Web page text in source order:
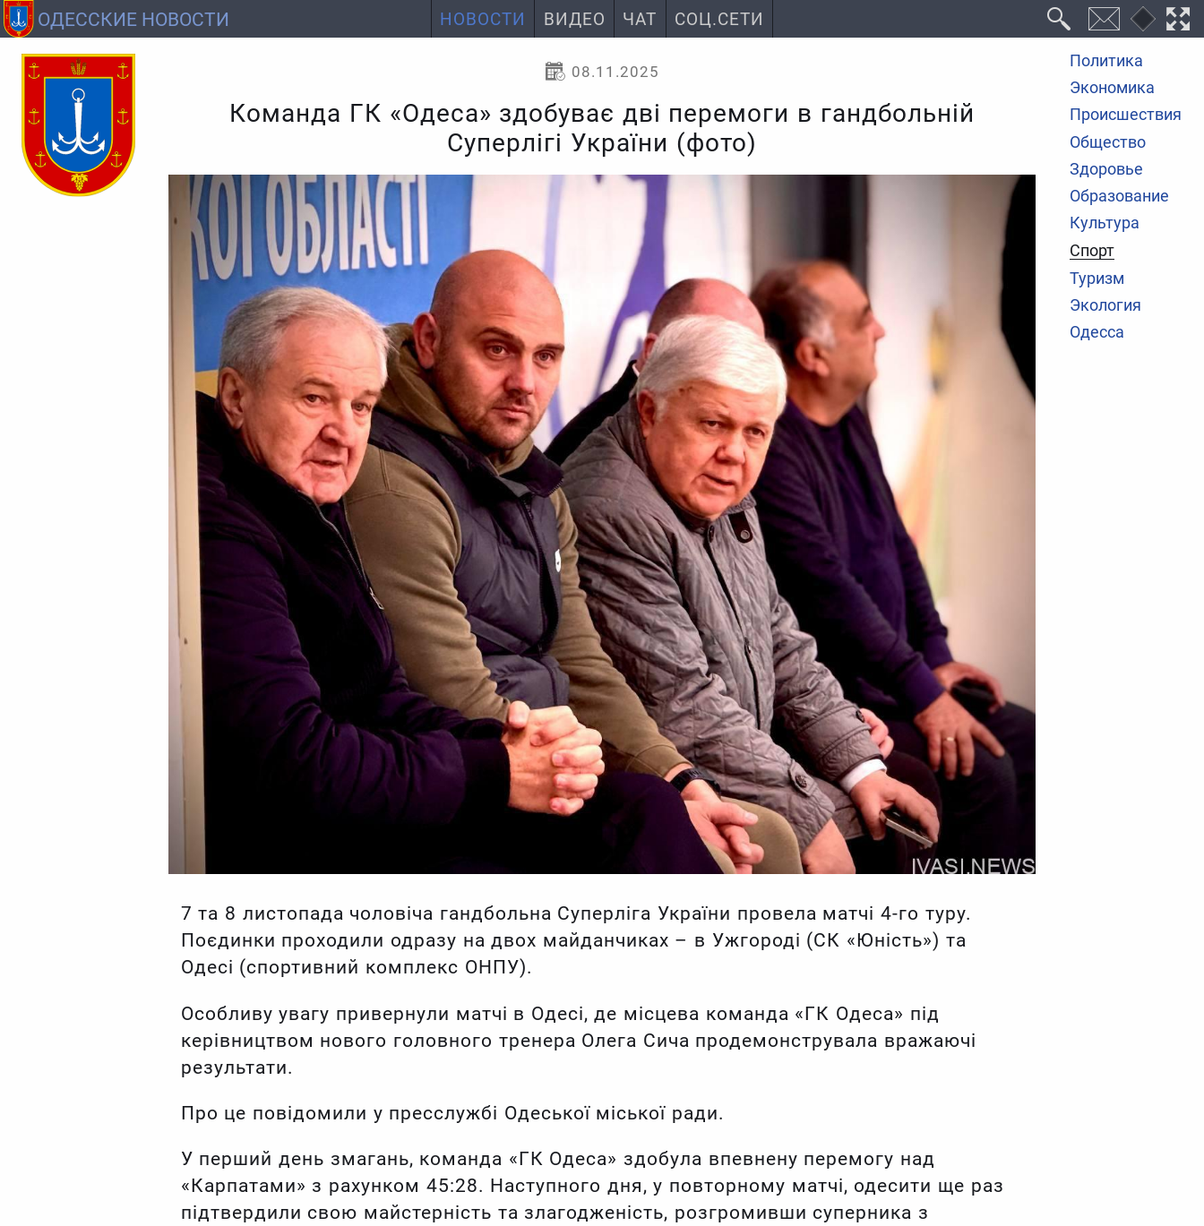
ОДЕССКИЕ НОВОСТИ НОВОСТИ ВИДЕО ЧАТ СОЦ.СЕТИ
Политика
Экономика
Происшествия
Общество
Здоровье
Образование
Культура
Спорт
Туризм
Экология
Одесса
08.11.2025
Команда ГК «Одеса» здобуває дві перемоги в гандбольній
Суперлігі України (фото)
7 та 8 листопада чоловіча гандбольна Суперліга України провела матчі 4-го туру.
Поєдинки проходили одразу на двох майданчиках – в Ужгороді (СК «Юність») та
Одесі (спортивний комплекс ОНПУ).
Особливу увагу привернули матчі в Одесі, де місцева команда «ГК Одеса» під
керівництвом нового головного тренера Олега Сича продемонструвала вражаючі
результати.
Про це повідомили у пресслужбі Одеської міської ради.
У перший день змагань, команда «ГК Одеса» здобула впевнену перемогу над
«Карпатами» з рахунком 45:28. Наступного дня, у повторному матчі, одесити ще раз
підтвердили свою майстерність та злагодженість, розгромивши суперника з